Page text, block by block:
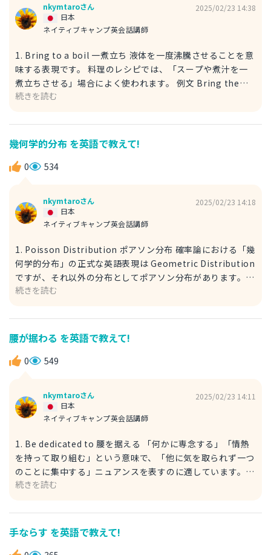
nkymtaroさん
ネイティブキャンプ英会話講師
日本
2025/02/23 14:38
1. Bring to a boil 一煮立ち 液体を一度沸騰させることを意
味する表現です。 料理のレシピでは、「スープや煮汁を一
煮立ちさせる」場合によく使われます。 例文 Bring the
soup to a boil, then reduce the heat and let it simmer.
reduce：減らす、弱める heat：熱（ここでは火加減） let
A B：AをBする simmer：煮込む 2. Let it come to a boil
沸騰するまで待つ（一煮立ちさせる） 自然に沸騰するまで
加熱する というニュアンスになります。Bring to a boil よ
文 Let the broth come to a boil before adding the
vegetables. 野菜を入れる前に、だしを一煮立ちさせてくだ
続きを読む
幾何学的分布 を英語で教えて!
0 534
nkymtaroさん
ネイティブキャンプ英会話講師
日本
2025/02/23 14:18
1. Poisson Distribution ポアソン分布 確率論における「幾
何学的分布」の正式な英語表現は Geometric Distribution
ですが、それ以外の分布としてポアソン分布があります。ポ
アソン分布とは、ある一定時間や空間内で発生するイベント
り、時間や空間におけるランダムな到着や発生 を扱うのが
特徴です。 例文 The Poisson distribution models the
number of events occurring in a fixed interval of time
or space. ポアソン分布は、一定の時間や空間内で発生する
First Success 最初の成功までの分布 「最初の成功が訪れる
までの試行回数の分布」という意味をわかりやすく説明した
するか」を表すので、この表現が適しています。 例文 The
distribution of first success describes how many
trials it takes until the first success occurs. 最初の成功
が得られるまでに必要な試行回数を表す分布である。
many：どれくらいの(数や大きさ) occur：発生する
続きを読む
腰が据わる を英語で教えて!
0 549
nkymtaroさん
ネイティブキャンプ英会話講師
日本
2025/02/23 14:11
1. Be dedicated to 腰を据える 「何かに専念する」「情熱
を持って取り組む」という意味で、「他に気を取られず一つ
のことに集中する」ニュアンスを表すのに適しています。
例文 He is fully dedicated to his craft. 彼は自分の仕事に
作業を伴う「仕事」を意味する名詞です。 「仕事」を言う
際に、work が最も使われる表現のひとつですが、それ以外
の表現(task、duty、labour など)も使いわけられるといい
続きを読む
手ならす を英語で教えて!